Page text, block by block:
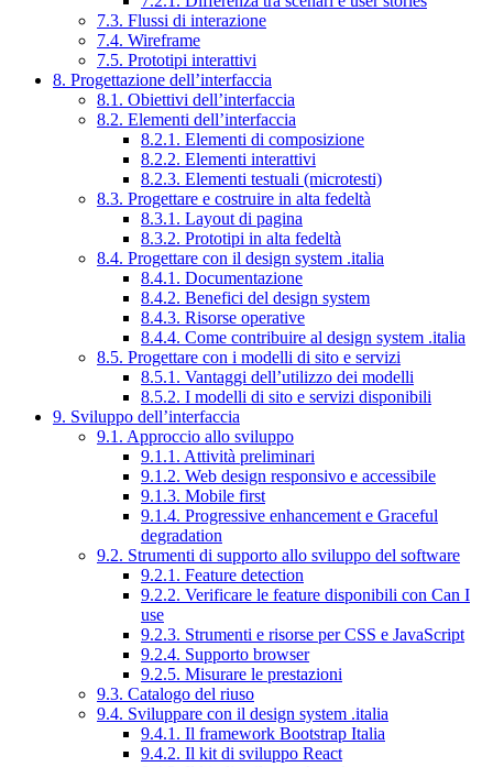
7.3. Flussi di interazione
7.4. Wireframe
7.5. Prototipi interattivi
8. Progettazione dell’interfaccia
8.1. Obiettivi dell’interfaccia
8.2. Elementi dell’interfaccia
8.2.1. Elementi di composizione
8.2.2. Elementi interattivi
8.2.3. Elementi testuali (microtesti)
8.3. Progettare e costruire in alta fedeltà
8.3.1. Layout di pagina
8.3.2. Prototipi in alta fedeltà
8.4. Progettare con il design system .italia
8.4.1. Documentazione
8.4.2. Benefici del design system
8.4.3. Risorse operative
8.4.4. Come contribuire al design system .italia
8.5. Progettare con i modelli di sito e servizi
8.5.1. Vantaggi dell’utilizzo dei modelli
8.5.2. I modelli di sito e servizi disponibili
9. Sviluppo dell’interfaccia
9.1. Approccio allo sviluppo
9.1.1. Attività preliminari
9.1.2. Web design responsivo e accessibile
9.1.3. Mobile first
9.1.4. Progressive enhancement e Graceful
degradation
9.2. Strumenti di supporto allo sviluppo del software
9.2.1. Feature detection
9.2.2. Verificare le feature disponibili con Can I
use
9.2.3. Strumenti e risorse per CSS e JavaScript
9.2.4. Supporto browser
9.2.5. Misurare le prestazioni
9.3. Catalogo del riuso
9.4. Sviluppare con il design system .italia
9.4.1. Il framework Bootstrap Italia
9.4.2. Il kit di sviluppo React